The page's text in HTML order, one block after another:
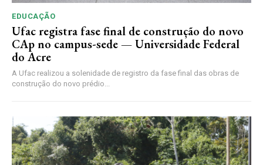
EDUCAÇÃO
Ufac registra fase final de construção do novo
CAp no campus-sede — Universidade Federal
do Acre
A Ufac realizou a solenidade de registro da fase final das obras de
construção do novo prédio...